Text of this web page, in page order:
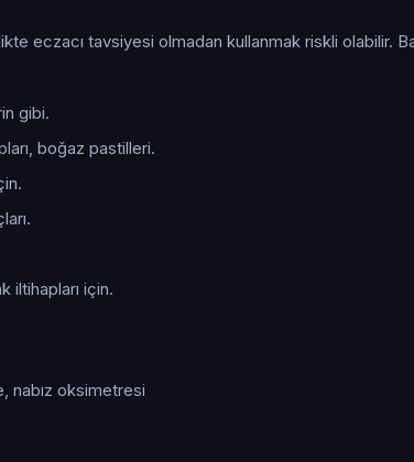
eczacı tavsiyesi olmadan kullanmak riskli olabilir.
gibi.
boğaz pastilleri.
iltihapları için.
nabız oksimetresi